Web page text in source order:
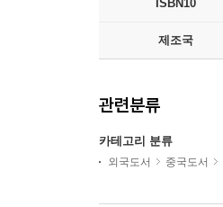
ISBN10
제조국
관련분류
카테고리 분류
외국도서 중국도서